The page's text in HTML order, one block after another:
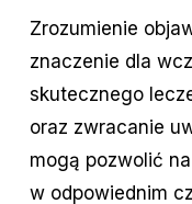
Zrozumienie
znaczenie dla
skutecznego
oraz zwracanie
mogą pozwolić
w odpowiednim